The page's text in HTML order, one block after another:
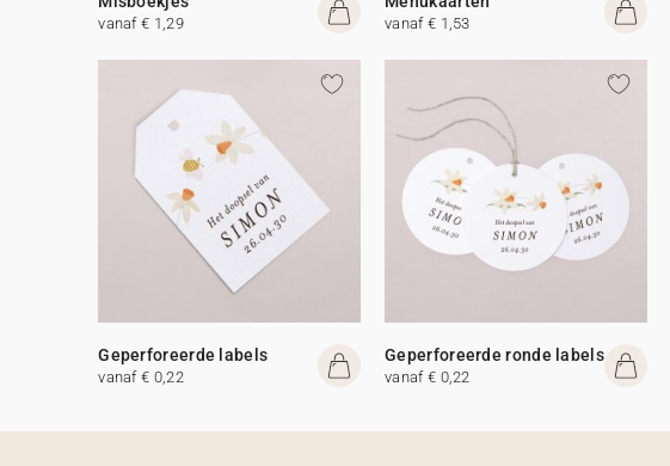
vanaf € 1,29 vanaf € 1,53
Geperforeerde labels
vanaf € 0,22
Geperforeerde ronde labels
vanaf € 0,22